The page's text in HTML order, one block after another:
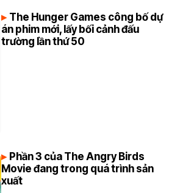
The Hunger Games công bố dự
án phim mới, lấy bối cảnh đấu
trường lần thứ 50
Phần 3 của The Angry Birds
Movie đang trong quá trình sản
xuất